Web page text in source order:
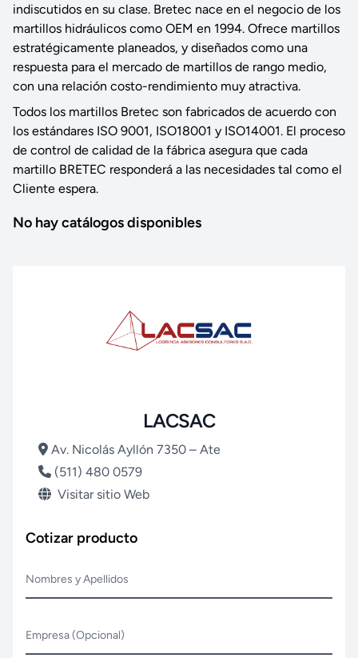
indiscutidos en su clase. Bretec nace en el negocio de los
martillos hidráulicos como OEM en 1994. Ofrece martillos
estratégicamente planeados, y diseñados como una
respuesta para el mercado de martillos de rango medio,
con una relación costo-rendimiento muy atractiva.
Todos los martillos Bretec son fabricados de acuerdo con
los estándares ISO 9001, ISO18001 y ISO14001. El proceso
de control de calidad de la fábrica asegura que cada
martillo BRETEC responderá a las necesidades tal como el
Cliente espera.
No hay catálogos disponibles
LACSAC
Av. Nicolás Ayllón 7350 – Ate
(511) 480 0579
Visitar sitio Web
Cotizar producto
Nombres y Apellidos
Empresa (Opcional)